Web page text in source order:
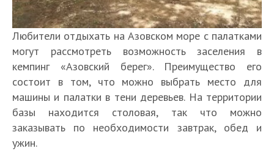
Любители отдыхать на Азовском море с палатками
могут рассмотреть возможность заселения в
кемпинг «Азовский берег». Преимущество его
состоит в том, что можно выбрать место для
машины и палатки в тени деревьев. На территории
базы находится столовая, так что можно
заказывать по необходимости завтрак, обед и
ужин.